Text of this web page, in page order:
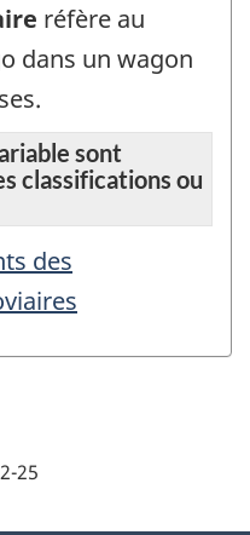
réfère au
dans un wagon
sont
classifications ou
des
25